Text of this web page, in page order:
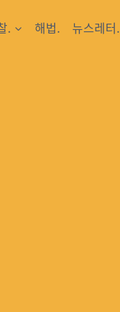
. 해법. 뉴스레터.